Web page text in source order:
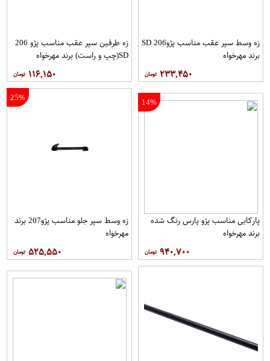
زه وسط سپر عقب مناسب پژو206 SD
برند مهرخواه
۲۳۳,۴۵۰
زه طرفین سپر عقب مناسب پژو 206
SD(چپ و راست) برند مهرخواه
۱۱۶,۱۵۰
14%
پاركابی مناسب پژو پارس رنگ شده
برند مهرخواه
۹۴۰,۷۰۰
25%
زه وسط سپر جلو مناسب پژو207 برند
مهرخواه
۵۲۵,۵۵۰